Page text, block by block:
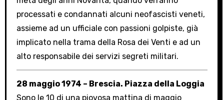
processati e condannati alcuni neofascisti veneti,
assieme ad un ufficiale con passioni golpiste, già
implicato nella trama della Rosa dei Venti e ad un
alto responsabile dei servizi segreti militari.
28 maggio 1974 – Brescia. Piazza della Loggia
Sono le 10 di una piovosa mattina di maggio